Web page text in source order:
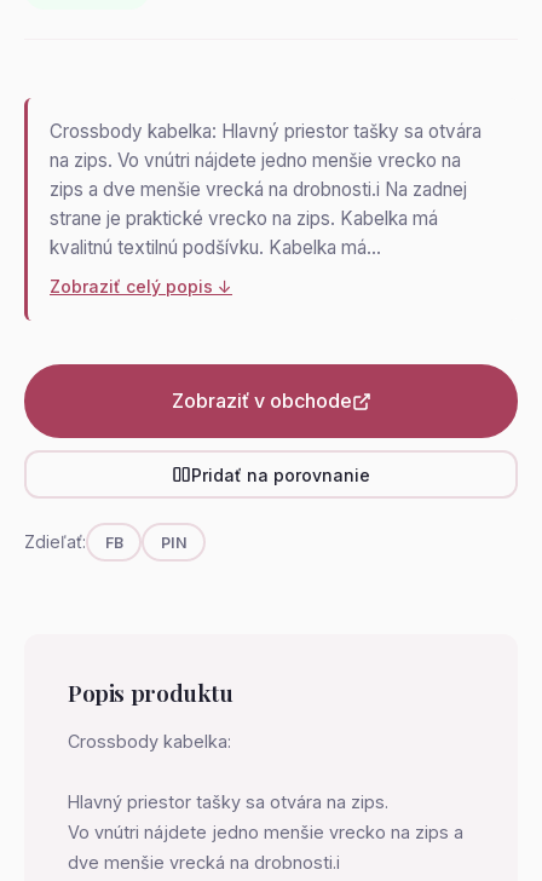
Crossbody kabelka: Hlavný priestor tašky sa otvára
na zips. Vo vnútri nájdete jedno menšie vrecko na
zips a dve menšie vrecká na drobnosti.i Na zadnej
strane je praktické vrecko na zips. Kabelka má
kvalitnú textilnú podšívku. Kabelka má…
Zobraziť celý popis ↓
Zobraziť v obchode
Pridať na porovnanie
Zdieľať: FB PIN
Popis produktu
Crossbody kabelka:
Hlavný priestor tašky sa otvára na zips.
Vo vnútri nájdete jedno menšie vrecko na zips a
dve menšie vrecká na drobnosti.i